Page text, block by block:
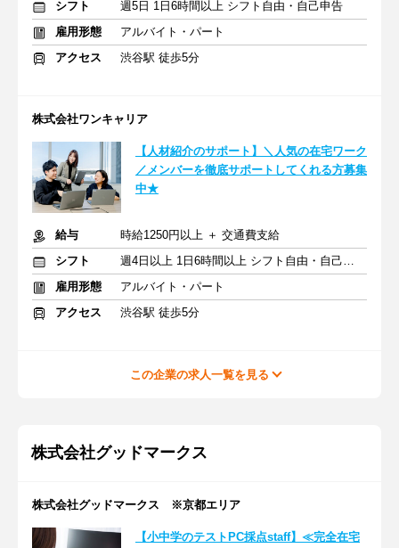
シフト
週5日 1日6時間以上 シフト自由・自己申告
雇用形態
アルバイト・パート
アクセス
渋谷駅 徒歩5分
株式会社ワンキャリア
【人材紹介のサポート】＼人気の在宅ワーク
／メンバーを徹底サポートしてくれる方募集
中★
給与
時給1250円以上 ＋ 交通費支給
シフト
週4日以上 1日6時間以上 シフト自由・自己申告
雇用形態
アルバイト・パート
アクセス
渋谷駅 徒歩5分
この企業の求人一覧を見る
株式会社グッドマークス
株式会社グッドマークス ※京都エリア
【小中学のテストPC採点staff】≪完全在宅